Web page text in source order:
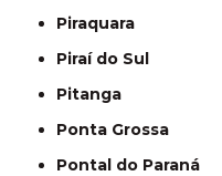
Piraquara
Piraí do Sul
Pitanga
Ponta Grossa
Pontal do Paraná